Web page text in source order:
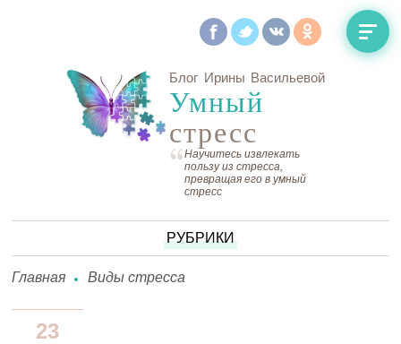
Блог Ирины Васильевой
Умный
стресс
Научитесь извлекать
пользу из стресса,
превращая его в умный
стресс
РУБРИКИ
Главная Виды стресcа
23